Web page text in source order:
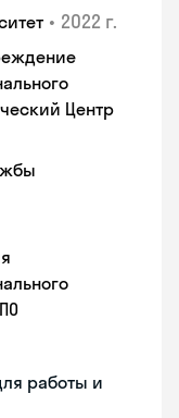
• 2022 г.
Центр
работы и